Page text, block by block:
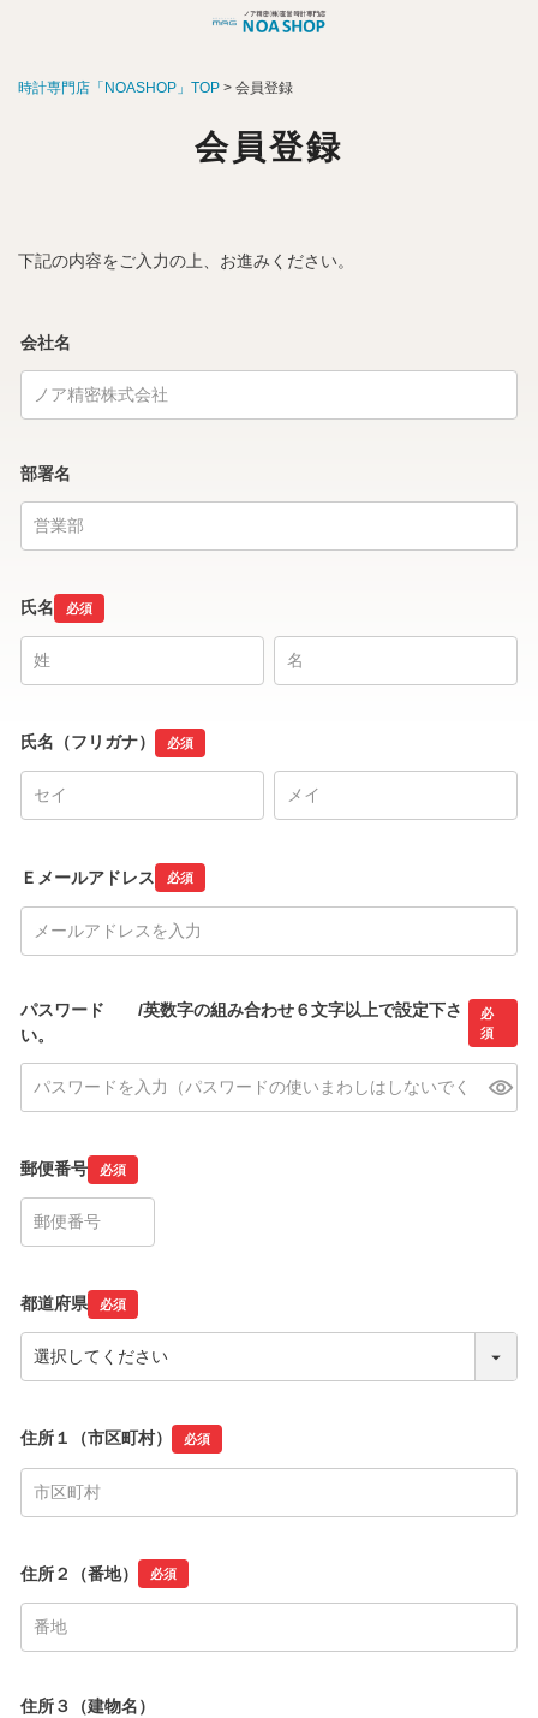
時計専門店「NOASHOP」TOP 会員登録
会員登録
下記の内容をご入力の上、お進みください。
会社名
部署名
氏名 必須
氏名（フリガナ） 必須
Ｅメールアドレス 必須
パスワード /英数字の組み合わせ６文字以上で設定下さ
い。
必
須
郵便番号 必須
都道府県 必須
住所１（市区町村） 必須
住所２（番地） 必須
住所３（建物名）